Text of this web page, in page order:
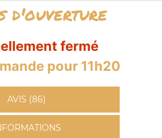
d'ouverture
fermé
pour 11h20
AVIS (86)